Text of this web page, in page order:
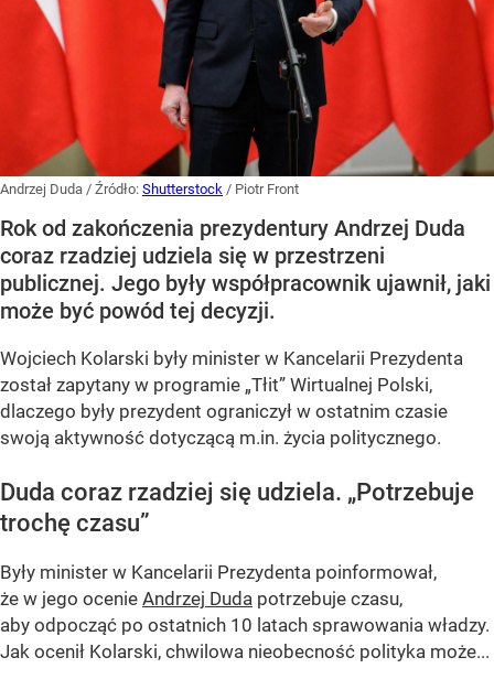
Andrzej Duda / Źródło: Shutterstock / Piotr Front
Rok od zakończenia prezydentury Andrzej Duda
coraz rzadziej udziela się w przestrzeni
publicznej. Jego były współpracownik ujawnił, jaki
może być powód tej decyzji.
Wojciech Kolarski były minister w Kancelarii Prezydenta
został zapytany w programie „Tłit” Wirtualnej Polski,
dlaczego były prezydent ograniczył w ostatnim czasie
swoją aktywność dotyczącą m.in. życia politycznego.
Duda coraz rzadziej się udziela. „Potrzebuje
trochę czasu”
Były minister w Kancelarii Prezydenta poinformował,
że w jego ocenie Andrzej Duda potrzebuje czasu,
aby odpocząć po ostatnich 10 latach sprawowania władzy.
Jak ocenił Kolarski, chwilowa nieobecność polityka może...